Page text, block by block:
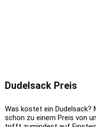
Dudelsack Preis
Was kostet ein Dudelsack?
schon zu einem Preis von